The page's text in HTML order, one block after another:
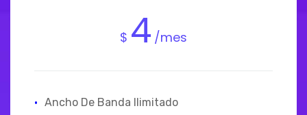
$ 4 /mes
· Ancho De Banda Ilimitado